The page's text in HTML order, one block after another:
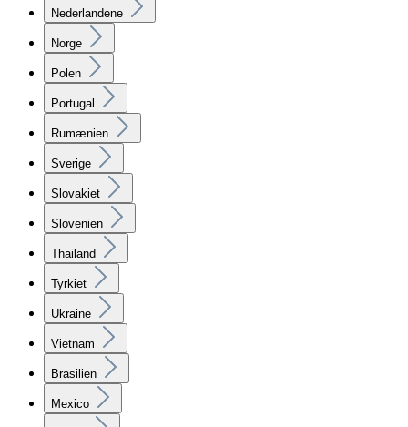
Nederlandene
Norge
Polen
Portugal
Rumænien
Sverige
Slovakiet
Slovenien
Thailand
Tyrkiet
Ukraine
Vietnam
Brasilien
Mexico